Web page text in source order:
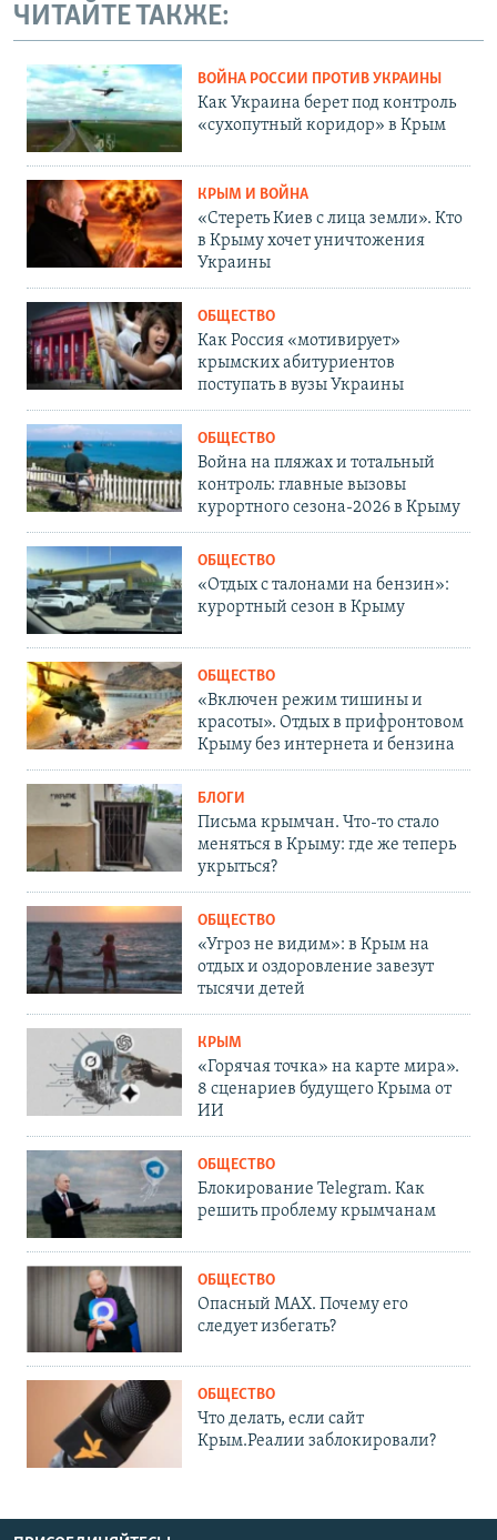
ЧИТАЙТЕ ТАКЖЕ:
ВОЙНА РОССИИ ПРОТИВ УКРАИНЫ
Как Украина берет под контроль
«сухопутный коридор» в Крым
КРЫМ И ВОЙНА
«Стереть Киев с лица земли». Кто
в Крыму хочет уничтожения
Украины
ОБЩЕСТВО
Как Россия «мотивирует»
крымских абитуриентов
поступать в вузы Украины
ОБЩЕСТВО
Война на пляжах и тотальный
контроль: главные вызовы
курортного сезона-2026 в Крыму
ОБЩЕСТВО
«Отдых с талонами на бензин»:
курортный сезон в Крыму
ОБЩЕСТВО
«Включен режим тишины и
красоты». Отдых в прифронтовом
Крыму без интернета и бензина
БЛОГИ
Письма крымчан. Что-то стало
меняться в Крыму: где же теперь
укрыться?
ОБЩЕСТВО
«Угроз не видим»: в Крым на
отдых и оздоровление завезут
тысячи детей
КРЫМ
«Горячая точка» на карте мира».
8 сценариев будущего Крыма от
ИИ
ОБЩЕСТВО
Блокирование Telegram. Как
решить проблему крымчанам
ОБЩЕСТВО
Опасный MAX. Почему его
следует избегать?
ОБЩЕСТВО
Что делать, если сайт
Крым.Реалии заблокировали?